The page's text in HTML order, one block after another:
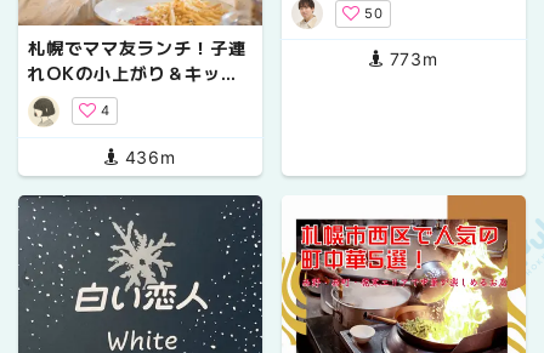
札幌でママ友ランチ！子連
れOKの小上がり＆キッズ
メニューがあるおしゃれカ
フェ4選
4
436m
50
773m